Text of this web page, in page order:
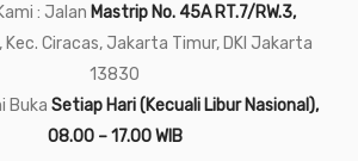
: Jalan Mastrip No. 45A RT.7/RW.3,
, Kec. Ciracas, Jakarta Timur, DKI Jakarta
13830
Buka Setiap Hari (Kecuali Libur Nasional),
08.00 – 17.00 WIB